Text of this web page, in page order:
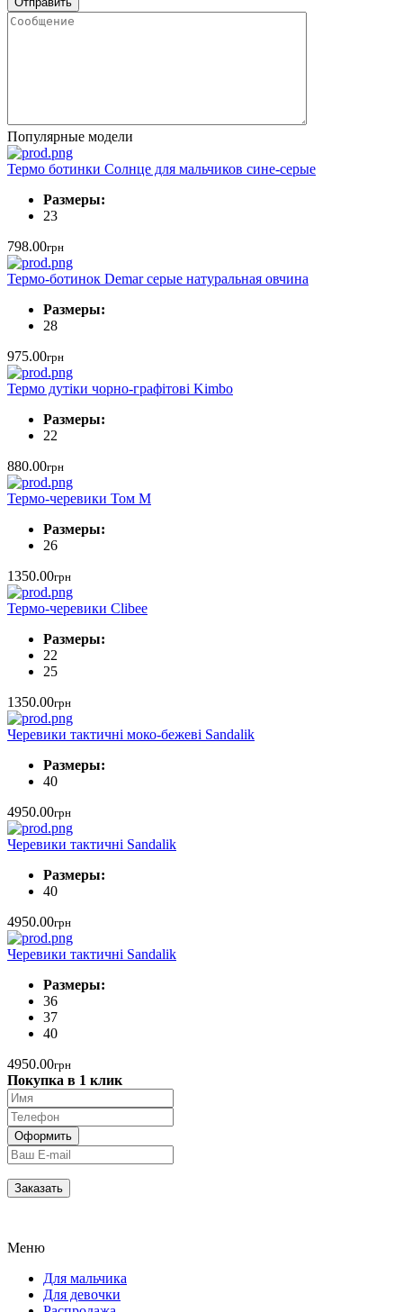
Популярные модели
Термо ботинки Солнце для мальчиков сине-серые
Размеры:
23
798.00грн
Термо-ботинок Demar серые натуральная овчина
Размеры:
28
975.00грн
Термо дутіки чорно-графітові Kimbo
Размеры:
22
880.00грн
Термо-черевики Том М
Размеры:
26
1350.00грн
Термо-черевики Clibee
Размеры:
22
25
1350.00грн
Черевики тактичні моко-бежеві Sandalik
Размеры:
40
4950.00грн
Черевики тактичні Sandalik
Размеры:
40
4950.00грн
Черевики тактичні Sandalik
Размеры:
36
37
40
4950.00грн
Покупка в 1 клик
Меню
Для мальчика
Для девочки